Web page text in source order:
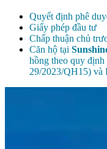
Quyết định phê
Giấy phép đầu tư
Chấp thuận chủ
Căn hộ tại
hồng theo quy
29/2023/QH15) và